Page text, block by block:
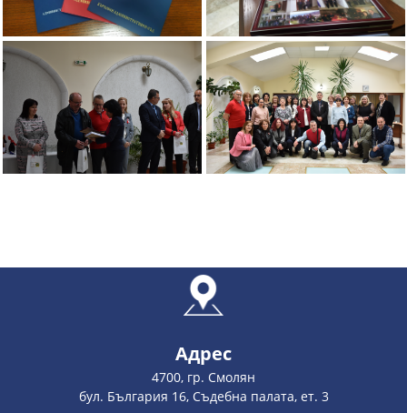
Адрес
4700, гр. Смолян
бул. България 16, Съдебна палата, ет. 3